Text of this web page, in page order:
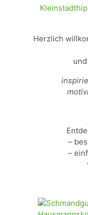
Herzlich
–
–